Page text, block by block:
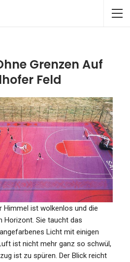
Grenzen Auf
Feld
Himmel ist wolkenlos und die
Horizont. Sie taucht das
Licht mit einigen
ist nicht mehr ganz so schwül,
ist zu spüren. Der Blick reicht